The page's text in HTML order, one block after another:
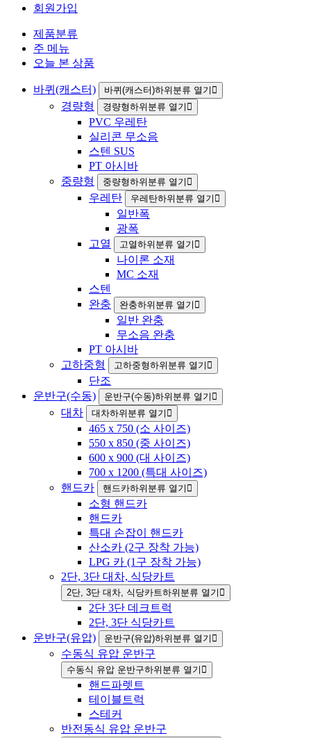
회원가입
제품분류
주 메뉴
오늘 본 상품
바퀴(캐스터) 바퀴(캐스터)하위분류 열기
경량형 경량형하위분류 열기
PVC 우레탄
실리콘 무소음
스텐 SUS
PT 아시바
중량형
중량형하위분류 열기
우레탄 우레탄하위분류 열기
일반폭
광폭
고열
고열하위분류 열기
나이론 소재
MC 소재
스텐
완충
완충하위분류 열기
일반 완충
무소음 완충
PT 아시바
고하중형
고하중형하위분류 열기
단조
운반구(수동)
운반구(수동)하위분류 열기
대차 대차하위분류 열기
465 x 750 (소 사이즈)
550 x 850 (중 사이즈)
600 x 900 (대 사이즈)
700 x 1200 (특대 사이즈)
핸드카
핸드카하위분류 열기
소형 핸드카
핸드카
특대 손잡이 핸드카
산소카 (2구 장착 가능)
LPG 카 (1구 장착 가능)
2단, 3단 대차, 식당카트
2단, 3단 대차, 식당카트하위분류 열기
2단 3단 데크트럭
2단, 3단 식당카트
운반구(유압)
운반구(유압)하위분류 열기
수동식 유압 운반구
수동식 유압 운반구하위분류 열기
핸드파렛트
테이블트럭
스테커
반전동식 유압 운반구